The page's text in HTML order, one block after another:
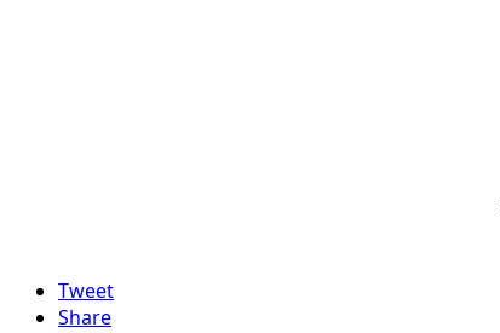
Tweet
Share